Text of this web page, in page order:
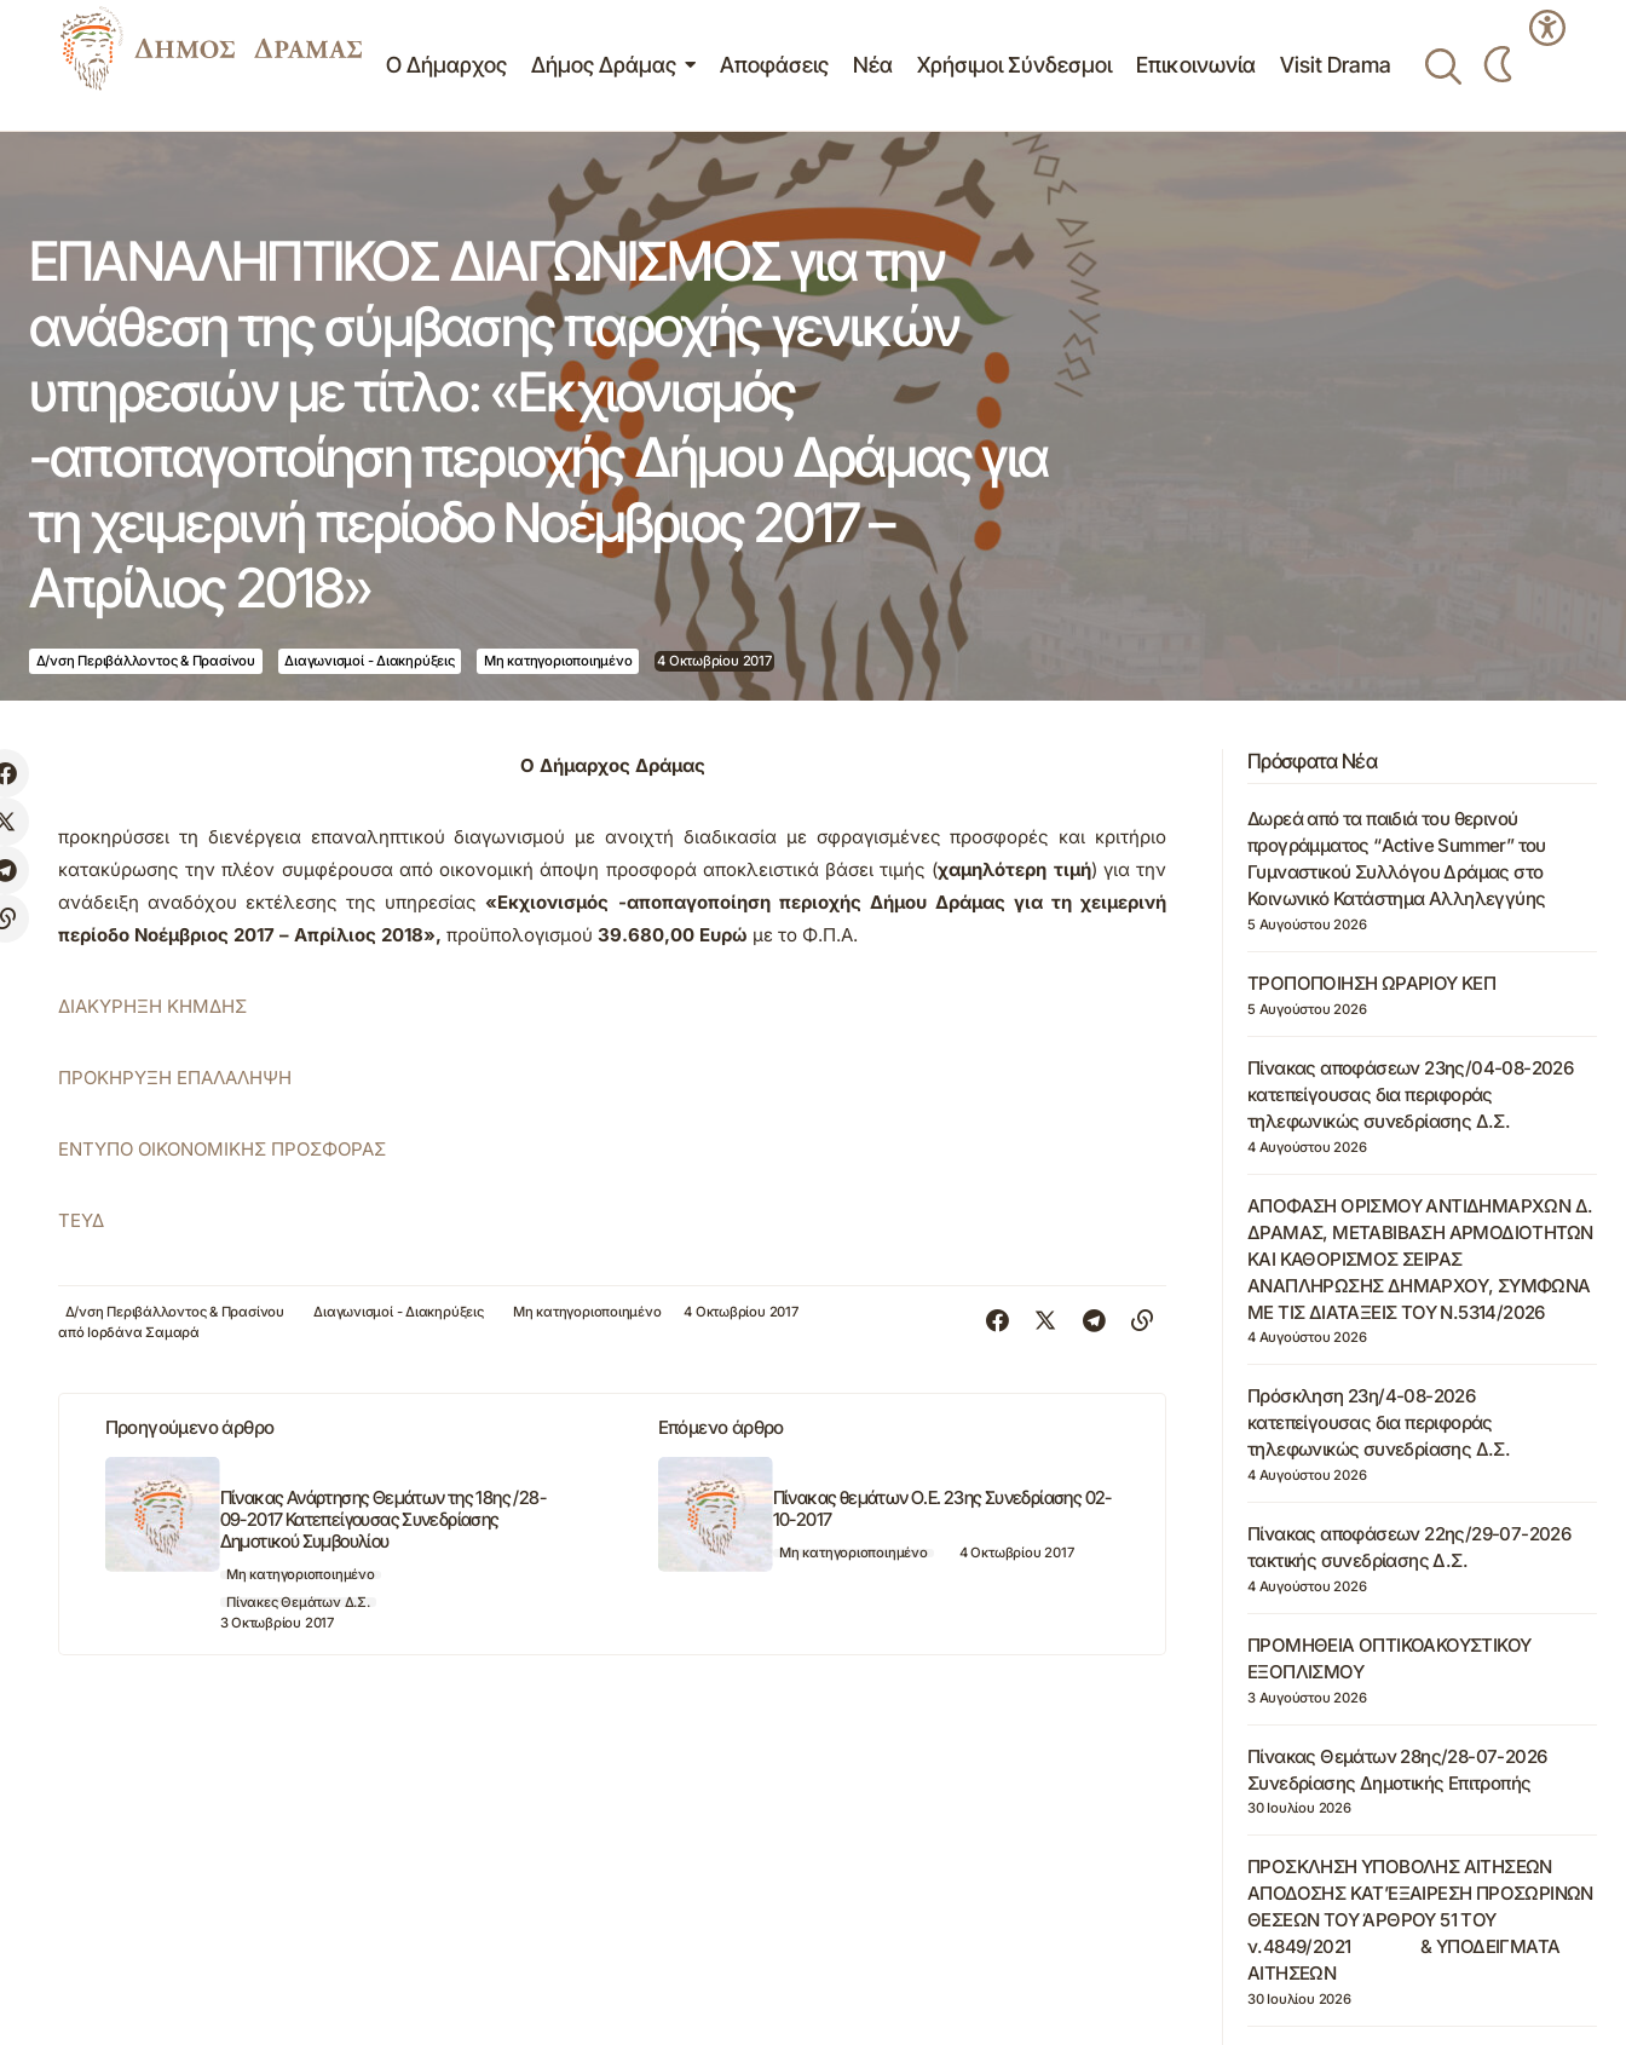
Ο Δήμαρχος Δήμος Δράμας Αποφάσεις Νέα Χρήσιμοι Σύνδεσμοι Επικοινωνία Visit Drama
Διαγωνισμοί - Διακηρύξεις
ΕΠΑΝΑΛΗΠΤΙΚΟΣ ΔΙΑΓΩΝΙΣΜΟΣ για την ανάθεση της σύμβασης
παροχής γενικών υπηρεσιών με τίτλο: «Εκχιονισμός -αποπαγοποίηση
περιοχής Δήμου Δράμας για τη χειμερινή περίοδο Νοέμβριος 2017 –
Aπρίλιος 2018»
ΕΠΑΝΑΛΗΠΤΙΚΟΣ ΔΙΑΓΩΝΙΣΜΟΣ για την
ανάθεση της σύμβασης παροχής γενικών
υπηρεσιών με τίτλο: «Εκχιονισμός
-αποπαγοποίηση περιοχής Δήμου Δράμας για
τη χειμερινή περίοδο Νοέμβριος 2017 –
Aπρίλιος 2018»
Δ/νση Περιβάλλοντος & Πρασίνου Διαγωνισμοί - Διακηρύξεις Μη κατηγοριοποιημένο 4 Οκτωβρίου 2017
Ο Δήμαρχος Δράμας
προκηρύσσει τη διενέργεια επαναληπτικού διαγωνισμού με ανοιχτή διαδικασία με σφραγισμένες προσφορές και κριτήριο
κατακύρωσης την πλέον συμφέρουσα από οικονομική άποψη προσφορά αποκλειστικά βάσει τιμής (χαμηλότερη τιμή) για την
ανάδειξη αναδόχου εκτέλεσης της υπηρεσίας«Εκχιονισμός -αποπαγοποίηση περιοχής Δήμου Δράμας για τη χειμερινή
περίοδο Νοέμβριος 2017 – Aπρίλιος 2018», προϋπολογισμού 39.680,00 Ευρώ με το Φ.Π.Α.
ΔΙΑΚΥΡΗΞΗ ΚΗΜΔΗΣ
ΠΡΟΚΗΡΥΞΗ ΕΠΑΛΑΛΗΨΗ
ΕΝΤΥΠΟ ΟΙΚΟΝΟΜΙΚΗΣ ΠΡΟΣΦΟΡΑΣ
ΤΕΥΔ
Δ/νση Περιβάλλοντος & Πρασίνου Διαγωνισμοί - Διακηρύξεις Μη κατηγοριοποιημένο
4 Οκτωβρίου 2017
από Ιορδάνα Σαμαρά
Προηγούμενο άρθρο
Πίνακας Ανάρτησης Θεμάτων της 18ης /28-
09-2017 Κατεπείγουσας Συνεδρίασης
Δημοτικού Συμβουλίου
Μη κατηγοριοποιημένο
Πίνακες Θεμάτων Δ.Σ.
3 Οκτωβρίου 2017
Επόμενο άρθρο
Πίνακας θεμάτων Ο.Ε. 23ης Συνεδρίασης 02-
10-2017
Μη κατηγοριοποιημένο 4 Οκτωβρίου 2017
Πρόσφατα Νέα
Δωρεά από τα παιδιά του θερινού
προγράμματος “Active Summer” του
Γυμναστικού Συλλόγου Δράμας στο
Κοινωνικό Κατάστημα Αλληλεγγύης
5 Αυγούστου 2026
ΤΡΟΠΟΠΟΙΗΣΗ ΩΡΑΡΙΟΥ ΚΕΠ
5 Αυγούστου 2026
Πίνακας αποφάσεων 23ης/04-08-2026
κατεπείγουσας δια περιφοράς
τηλεφωνικώς συνεδρίασης Δ.Σ.
4 Αυγούστου 2026
ΑΠΟΦΑΣΗ ΟΡΙΣΜΟΥ ΑΝΤΙΔΗΜΑΡΧΩΝ Δ.
ΔΡΑΜΑΣ, ΜΕΤΑΒΙΒΑΣΗ ΑΡΜΟΔΙΟΤΗΤΩΝ
ΚΑΙ ΚΑΘΟΡΙΣΜΟΣ ΣΕΙΡΑΣ
ΑΝΑΠΛΗΡΩΣΗΣ ΔΗΜΑΡΧΟΥ, ΣΥΜΦΩΝΑ
ΜΕ ΤΙΣ ΔΙΑΤΑΞΕΙΣ ΤΟΥ Ν.5314/2026
4 Αυγούστου 2026
Πρόσκληση 23η/4-08-2026
κατεπείγουσας δια περιφοράς
τηλεφωνικώς συνεδρίασης Δ.Σ.
4 Αυγούστου 2026
Πίνακας αποφάσεων 22ης/29-07-2026
τακτικής συνεδρίασης Δ.Σ.
4 Αυγούστου 2026
ΠΡΟΜΗΘΕΙΑ ΟΠΤΙΚΟΑΚΟΥΣΤΙΚΟΥ
ΕΞΟΠΛΙΣΜΟΥ
3 Αυγούστου 2026
Πίνακας Θεμάτων 28ης/28-07-2026
Συνεδρίασης Δημοτικής Επιτροπής
30 Ιουλίου 2026
ΠΡΟΣΚΛΗΣΗ ΥΠΟΒΟΛΗΣ ΑΙΤΗΣΕΩΝ
ΑΠΟΔΟΣΗΣ ΚΑΤ’ΕΞΑΙΡΕΣΗ ΠΡΟΣΩΡΙΝΩΝ
ΘΕΣΕΩΝ ΤΟΥ ΆΡΘΡΟΥ 51 ΤΟΥ
ν.4849/2021 & ΥΠΟΔΕΙΓΜΑΤΑ
ΑΙΤΗΣΕΩΝ
30 Ιουλίου 2026